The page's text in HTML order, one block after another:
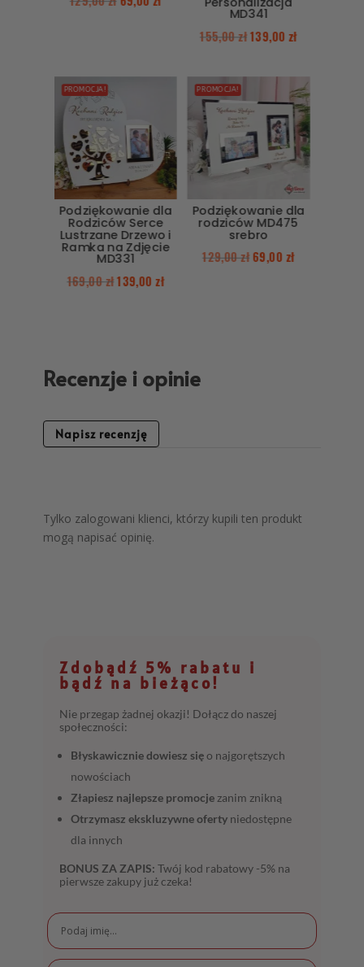
MD341
155,00zł139,00 zł
PROMOCJA!
Podziękowanie dla
Rodziców Serce
Lustrzane Drzewo i
Ramka na Zdjęcie
MD331
169,00zł139,00 zł
PROMOCJA!
Podziękowanie dla
rodziców MD475
srebro
129,00zł69,00 zł
Recenzje i opinie
Napisz recenzję
Tylko zalogowani klienci, którzy kupili ten produkt
mogą napisać opinię.
Zdobądź 5% rabatu i
bądź na bieżąco!
Nie przegap żadnej okazji! Dołącz do naszej
społeczności:
Błyskawicznie dowiesz sięo najgorętszych
nowościach
Złapiesz najlepsze promocje zanim znikną
Otrzymasz ekskluzywne oferty niedostępne
dla innych
BONUS ZA ZAPIS: Twój kod rabatowy -5% na
pierwsze zakupy już czeka!